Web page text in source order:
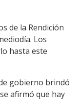
de la Rendición
Los
hasta este
gobierno brindó
afirmó que hay